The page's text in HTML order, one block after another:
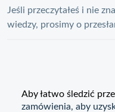
Jeśli przeczytałeś i nie
wiedzy, prosimy o
Aby łatwo śledzić
zamówienia, aby